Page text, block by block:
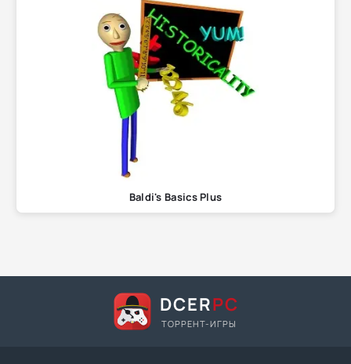
Baldi's Basics Plus
DCERPC
ТОРРЕНТ-ИГРЫ